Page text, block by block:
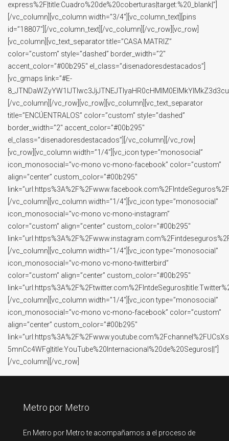
express%2F|title:Cuadro%20de%20coberturas|target:%20_blank|”]
[/vc_column][vc_column width=”3/4″][vc_column_text][pins
id=”18807″][/vc_column_text][/vc_column][/vc_row][vc_row]
[vc_column][vc_text_separator title=”CASA MATRIZ”
color=”custom” style=”dashed” border_width=”2″
accent_color=”#00b295″ el_class=”disenadoresdestacados”]
[vc_gmaps link=”#E-
[/vc_column][/vc_row][vc_row][vc_column][vc_text_separator
title=”ENCÚENTRALOS” color=”custom” style=”dashed”
border_width=”2″ accent_color=”#00b295″
el_class=”disenadoresdestacados”][/vc_column][/vc_row]
[vc_row][vc_column width=”1/4″][vc_icon type=”monosocial”
icon_monosocial=”vc-mono vc-mono-facebook” color=”custom”
align=”center” custom_color=”#00b295″
[/vc_column][vc_column width=”1/4″][vc_icon type=”monosocial”
icon_monosocial=”vc-mono vc-mono-instagram”
color=”custom” align=”center” custom_color=”#00b295″
[/vc_column][vc_column width=”1/4″][vc_icon type=”monosocial”
icon_monosocial=”vc-mono vc-mono-twitterbird”
color=”custom” align=”center” custom_color=”#00b295″
[/vc_column][vc_column width=”1/4″][vc_icon type=”monosocial”
icon_monosocial=”vc-mono vc-mono-facebook” color=”custom”
align=”center” custom_color=”#00b295″
5mnCc4WFg|title:YouTube%20Internacional%20de%20Seguros||”]
[/vc_column][/vc_row]
Metro por Metro
En Metro por Metro te acompañamos a el proceso de